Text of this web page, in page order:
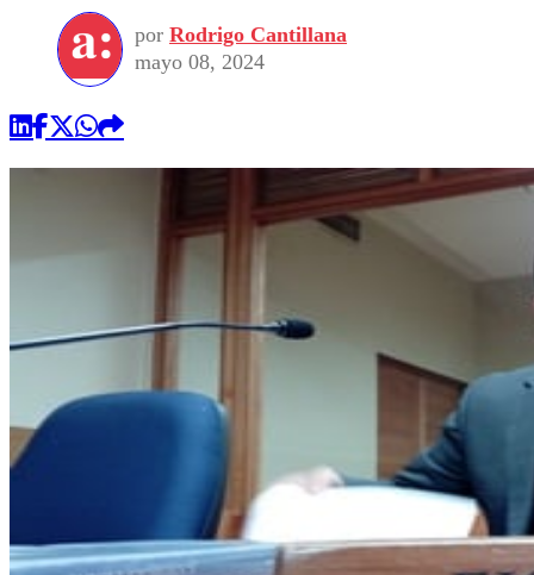
por Rodrigo Cantillana
mayo 08, 2024